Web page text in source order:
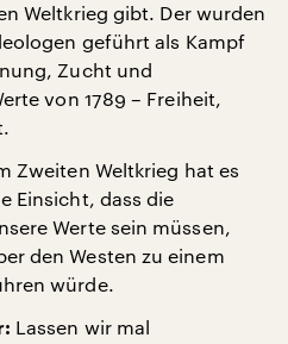
Weltkrieg gibt. Der wurden
geführt als Kampf
Zucht und
von 1789 – Freiheit,
Zweiten Weltkrieg hat es
Einsicht, dass die
Werte sein müssen,
den Westen zu einem
würde.
Lassen wir mal